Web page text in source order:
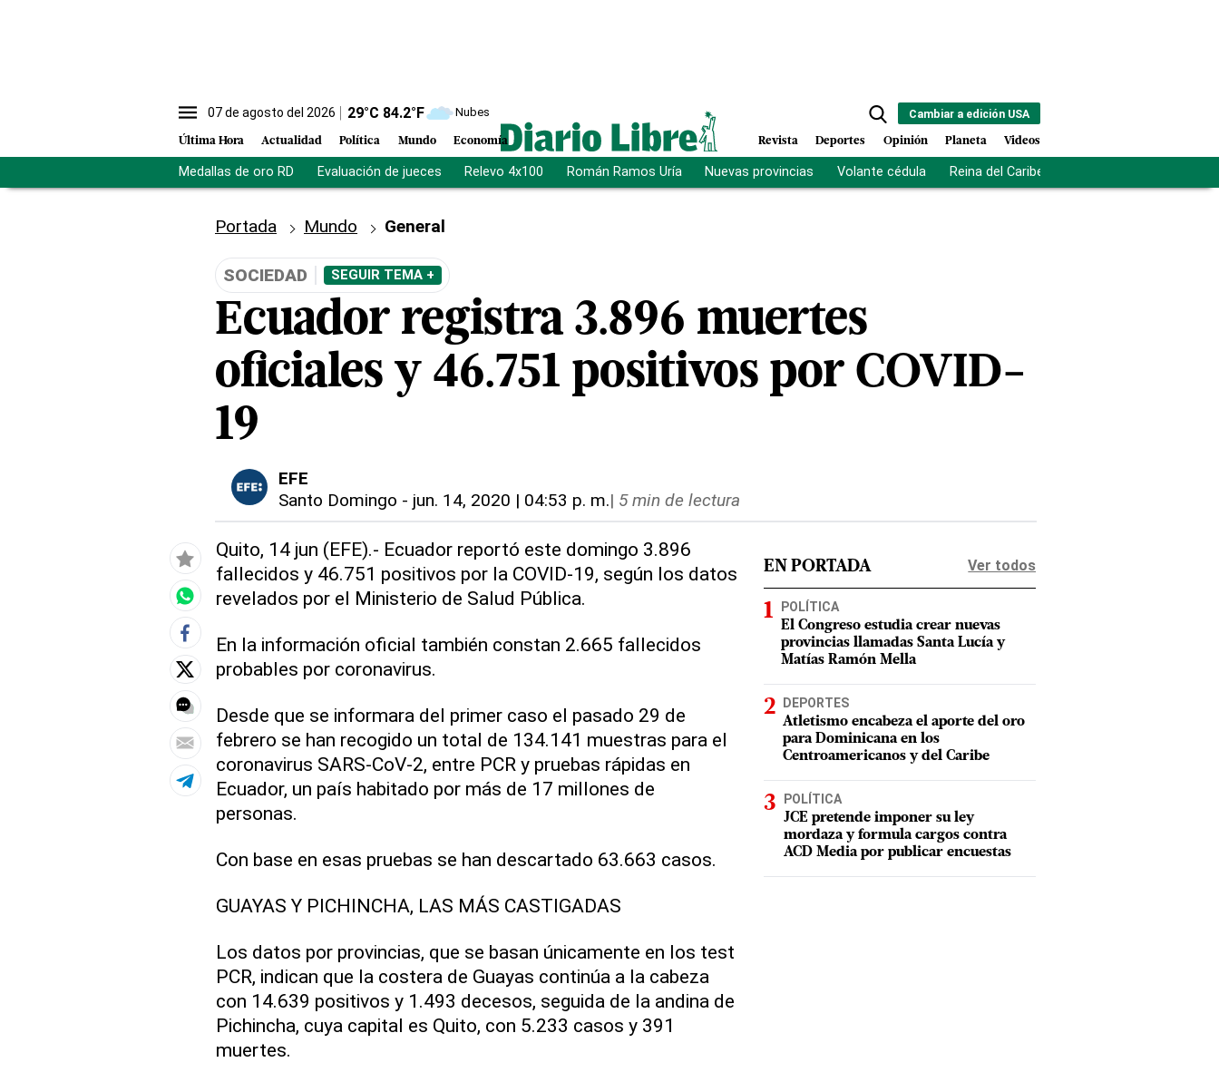
07 de agosto del 2026 29°C 84.2°F Nubes
Última Hora Actualidad Política Mundo Economía
Cambiar a edición USA
Revista Deportes Opinión Planeta Videos
Medallas de oro RD Evaluación de jueces Relevo 4x100 Román Ramos Uría Nuevas provincias Volante cédula Reina del Caribe
Portada Mundo General
SOCIEDAD SEGUIR TEMA +
Ecuador registra 3.896 muertes
oficiales y 46.751 positivos por COVID-
19
EFE
Santo Domingo - jun. 14, 2020 | 04:53 p. m.| 5 min de lectura
Quito, 14 jun (EFE).- Ecuador reportó este domingo 3.896
fallecidos y 46.751 positivos por la COVID-19, según los datos
revelados por el Ministerio de Salud Pública.
En la información oficial también constan 2.665 fallecidos
probables por coronavirus.
Desde que se informara del primer caso el pasado 29 de
febrero se han recogido un total de 134.141 muestras para el
coronavirus SARS-CoV-2, entre PCR y pruebas rápidas en
Ecuador, un país habitado por más de 17 millones de
personas.
Con base en esas pruebas se han descartado 63.663 casos.
GUAYAS Y PICHINCHA, LAS MÁS CASTIGADAS
Los datos por provincias, que se basan únicamente en los test
PCR, indican que la costera de Guayas continúa a la cabeza
con 14.639 positivos y 1.493 decesos, seguida de la andina de
Pichincha, cuya capital es Quito, con 5.233 casos y 391
muertes.
EN PORTADA Ver todos
POLÍTICA
El Congreso estudia crear nuevas
provincias llamadas Santa Lucía y
Matías Ramón Mella
DEPORTES
Atletismo encabeza el aporte del oro
para Dominicana en los
Centroamericanos y del Caribe
POLÍTICA
JCE pretende imponer su ley
mordaza y formula cargos contra
ACD Media por publicar encuestas